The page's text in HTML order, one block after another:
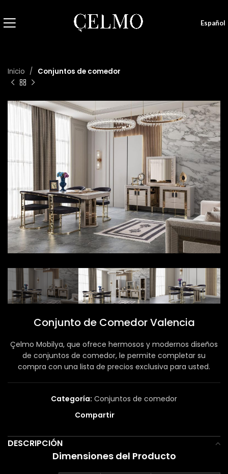
Español
Inicio Conjuntos de comedor
Conjunto de Comedor Valencia
Çelmo Mobilya, que ofrece hermosos y modernos diseños
de conjuntos de comedor, le permite completar su
compra con una lista de precios exclusiva para usted.
Categoría: Conjuntos de comedor
Compartir
DESCRIPCIÓN
Dimensiones del Producto